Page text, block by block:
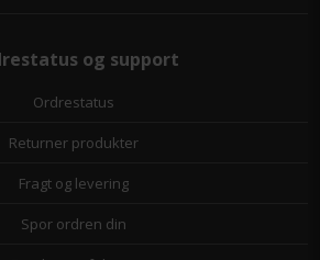
og support
Ordrestatus
Returner produkter
Fragt og levering
Spor ordren din